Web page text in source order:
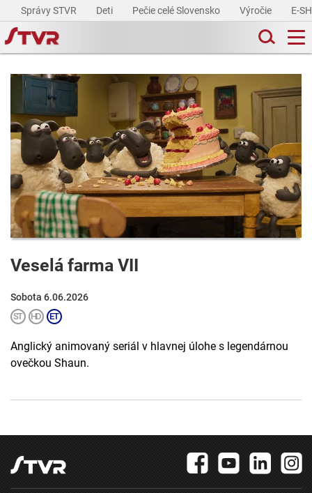
Správy STVR Deti Pečie celé Slovensko Výročie E-
Veselá farma VII
Sobota 6.06.2026
Anglický animovaný seriál v hlavnej úlohe s legendárnou
ovečkou Shaun.